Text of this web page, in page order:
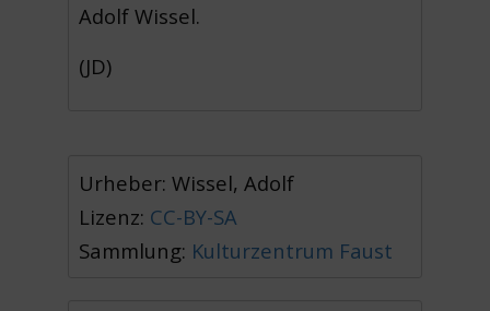
Adolf Wissel.
(JD)
Urheber: Wissel, Adolf
Lizenz: CC-BY-SA
Sammlung: Kulturzentrum Faust